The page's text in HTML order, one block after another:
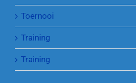
Toernooi
Training
Training